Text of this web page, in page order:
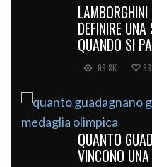
DEFINIRE
QUANDO SI
98.8K 83
QUANTO
VINCONO